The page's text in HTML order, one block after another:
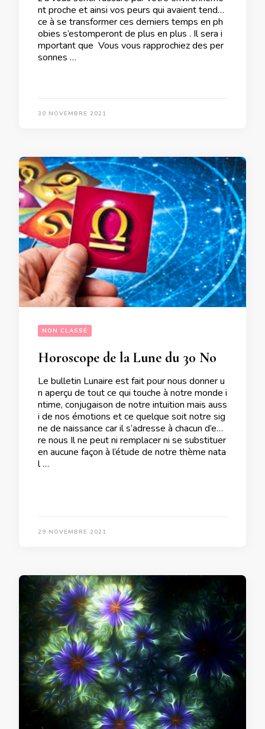
nt proche et ainsi vos peurs qui avaient tendan
ce à se transformer ces derniers temps en ph
obies s’estomperont de plus en plus . Il sera i
mportant que Vous vous rapprochiez des per
sonnes …
30 NOVEMBRE 2021
NON CLASSÉ
Le bulletin Lunaire est fait pour nous donner u
n aperçu de tout ce qui touche à notre monde i
ntime, conjugaison de notre intuition mais auss
i de nos émotions et ce quelque soit notre sig
ne de naissance car il s’adresse à chacun d’ent
re nous Il ne peut ni remplacer ni se substituer
en aucune façon à l’étude de notre thème nata
l …
29 NOVEMBRE 2021